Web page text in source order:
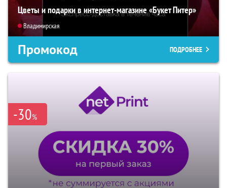
Цветы и подарки в интернет-магазине «Букет Питер»
Владимирская
Промокод ПОДРОБНЕЕ
-30%